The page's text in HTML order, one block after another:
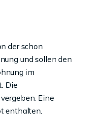
der schon
und sollen den
im
Die
Eine
enthalten.